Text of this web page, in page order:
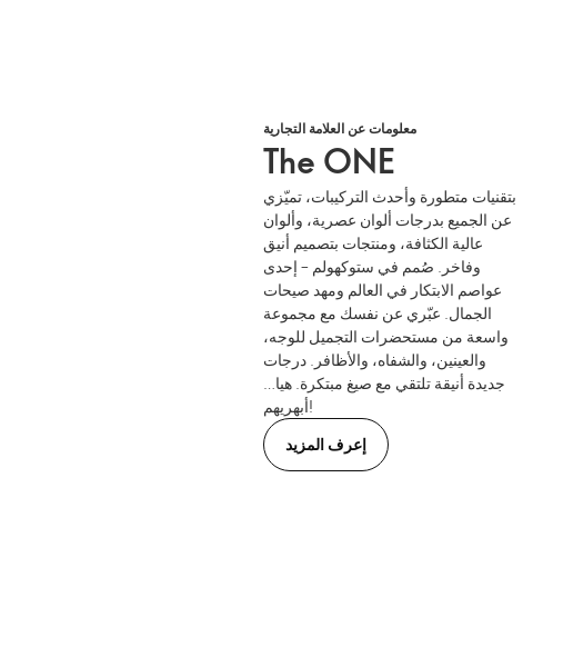
معلومات عن العلامة التجارية
The ONE
بتقنيات متطورة وأحدث التركيبات، تميّزي
عن الجميع بدرجات ألوان عصرية، وألوان
عالية الكثافة، ومنتجات بتصميم أنيق
وفاخر. صُمم في ستوكهولم – إحدى
عواصم الابتكار في العالم ومهد صيحات
الجمال. عبّري عن نفسك مع مجموعة
واسعة من مستحضرات التجميل للوجه،
والعينين، والشفاه، والأظافر. درجات
جديدة أنيقة تلتقي مع صيغ مبتكرة. هيا…
أبهريهم!
إعرف المزيد